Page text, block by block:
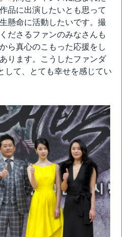
品に出演したいとも思って
懸命に活動したいです。撮
ださるファンのみなさんも
ら真心のこもった応援をし
ります。こうしたファンダ
して、とても幸せを感じてい